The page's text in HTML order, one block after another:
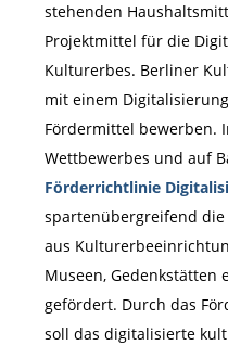
stehenden
Projektmittel für die
Kulturerbes. Berliner
mit einem
Fördermittel bewerben.
Wettbewerbes und auf
Förderrichtlinie
spartenübergreifend
aus
Museen, Gedenkstätten
gefördert. Durch das
soll das digitalisierte